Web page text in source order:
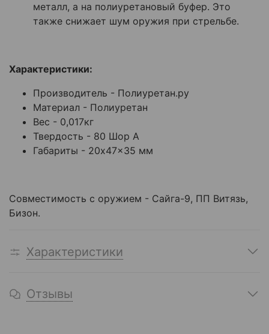
металл, а на полиуретановый буфер. Это
также снижает шум оружия при стрельбе.
Характеристики:
Производитель - Полиуретан.ру
Материал - Полиуретан
Вес - 0,017кг
Твердость - 80 Шор А
Габариты - 20x47x35 мм
Совместимость с оружием - Сайга-9, ПП Витязь,
Бизон.
Характеристики
Отзывы